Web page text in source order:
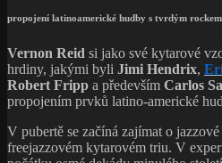
propojení latinoamerické hudby s tvrdým rockem
Vernon Reid si jako své kytarové
hrdiny, jakými byli Jimi Hendrix,
Robert Fripp a především Carlos
propojením prvků latino-americké
V pubertě se začíná zajímat o
freejazzovém kytarovém triu. V